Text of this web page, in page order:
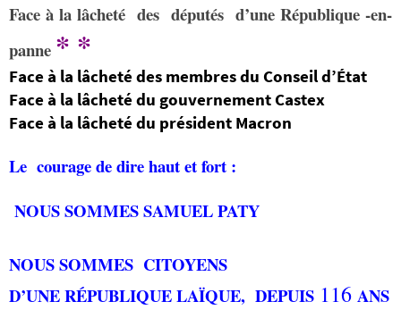
Face à la lâcheté des députés d’une République -en-
panne * *
Face à la lâcheté des membres du Conseil d’État
Face à la lâcheté du gouvernement Castex
Face à la lâcheté du président Macron
Le courage de dire haut et fort :
NOUS SOMMES SAMUEL PATY
NOUS SOMMES CITOYENS
D’UNE RÉPUBLIQUE LAÏQUE, DEPUIS 116 ANS